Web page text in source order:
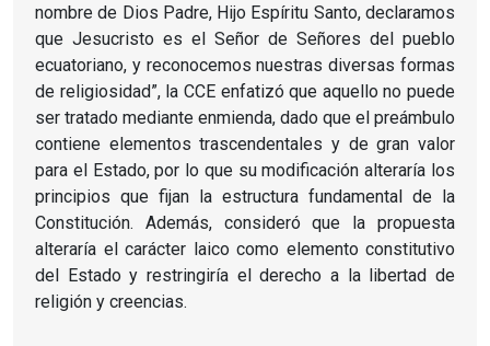
nombre de Dios Padre, Hijo Espíritu Santo, declaramos
que Jesucristo es el Señor de Señores del pueblo
ecuatoriano, y reconocemos nuestras diversas formas
de religiosidad”, la CCE enfatizó que aquello no puede
ser tratado mediante enmienda, dado que el preámbulo
contiene elementos trascendentales y de gran valor
para el Estado, por lo que su modificación alteraría los
principios que fijan la estructura fundamental de la
Constitución. Además, consideró que la propuesta
alteraría el carácter laico como elemento constitutivo
del Estado y restringiría el derecho a la libertad de
religión y creencias.